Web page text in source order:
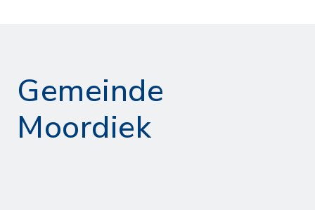
Gemeinde
Moordiek